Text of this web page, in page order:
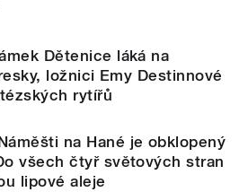
Dětenice láká na
ložnici Emy Destinnové
rytířů
na Hané je obklopený
všech čtyř světových stran
lipové aleje